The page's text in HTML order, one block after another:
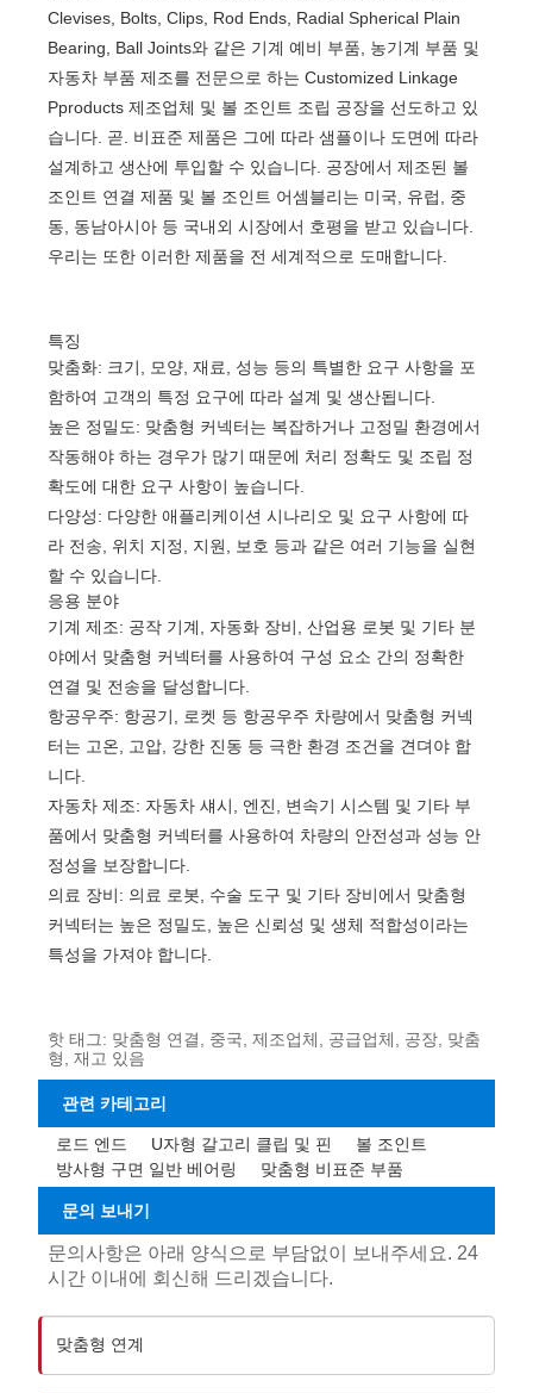
Clevises, Bolts, Clips, Rod Ends, Radial Spherical Plain
Bearing, Ball Joints와 같은 기계 예비 부품, 농기계 부품 및
자동차 부품 제조를 전문으로 하는 Customized Linkage
Pproducts 제조업체 및 볼 조인트 조립 공장을 선도하고 있
습니다. 곧. 비표준 제품은 그에 따라 샘플이나 도면에 따라
설계하고 생산에 투입할 수 있습니다. 공장에서 제조된 볼
조인트 연결 제품 및 볼 조인트 어셈블리는 미국, 유럽, 중
동, 동남아시아 등 국내외 시장에서 호평을 받고 있습니다.
우리는 또한 이러한 제품을 전 세계적으로 도매합니다.
특징
맞춤화: 크기, 모양, 재료, 성능 등의 특별한 요구 사항을 포
함하여 고객의 특정 요구에 따라 설계 및 생산됩니다.
높은 정밀도: 맞춤형 커넥터는 복잡하거나 고정밀 환경에서
작동해야 하는 경우가 많기 때문에 처리 정확도 및 조립 정
확도에 대한 요구 사항이 높습니다.
다양성: 다양한 애플리케이션 시나리오 및 요구 사항에 따
라 전송, 위치 지정, 지원, 보호 등과 같은 여러 기능을 실현
할 수 있습니다.
응용 분야
기계 제조: 공작 기계, 자동화 장비, 산업용 로봇 및 기타 분
야에서 맞춤형 커넥터를 사용하여 구성 요소 간의 정확한
연결 및 전송을 달성합니다.
항공우주: 항공기, 로켓 등 항공우주 차량에서 맞춤형 커넥
터는 고온, 고압, 강한 진동 등 극한 환경 조건을 견뎌야 합
니다.
자동차 제조: 자동차 섀시, 엔진, 변속기 시스템 및 기타 부
품에서 맞춤형 커넥터를 사용하여 차량의 안전성과 성능 안
정성을 보장합니다.
의료 장비: 의료 로봇, 수술 도구 및 기타 장비에서 맞춤형
커넥터는 높은 정밀도, 높은 신뢰성 및 생체 적합성이라는
특성을 가져야 합니다.
핫 태그: 맞춤형 연결, 중국, 제조업체, 공급업체, 공장, 맞춤
형, 재고 있음
관련 카테고리
로드 엔드 U자형 갈고리 클립 및 핀
볼 조인트
방사형 구면 일반 베어링
맞춤형 비표준 부품
문의 보내기
문의사항은 아래 양식으로 부담없이 보내주세요. 24
시간 이내에 회신해 드리겠습니다.